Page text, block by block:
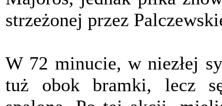
strzeżonej przez
W 72 minucie, w niezłej
tuż obok bramki, lecz